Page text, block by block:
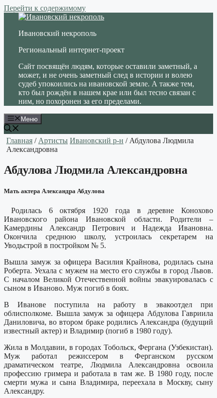
Перейти к содержимому
Ивановский некрополь
Региональный интернет-проект
Сайт посвящён людям, которые оставили заметный, а
может, и не очень заметный след в истории и волею
судеб упокоились на ивановской земле. А также тем,
кто был рождён в нашем крае или был тесно связан с
ним, но похоронен за его пределами.
Меню
Главная / Артисты Ивановский р-н / Абдулова Людмила
Александровна
Абдулова Людмила Александровна
Мать актера Александра Абдулова
Родилась 6 октября 1920 года в деревне Конохово
Ивановского района Ивановской области. Родители –
Камердины Александр Петрович и Надежда Ивановна.
Окончила среднюю школу, устроилась секретарем на
Уводьстрой в постройком № 5.
Вышла замуж за офицера Василия Крайнова, родилась сына
Роберта. Уехала с мужем на место его службы в город Львов.
С началом Великой Отечественной войны эвакуировалась с
сыном в Иваново. Муж погиб в боях.
В Иванове поступила на работу в эвакоотдел при
облисполкоме. Вышла замуж за офицера Абдулова Гавриила
Даниловича, во втором браке родились Александра (будущий
известный актер) и Владимир (погиб в 1980 году).
Жила в Молдавии, в городах Тобольск, Фергана (Узбекистан).
Муж работал режиссером в Ферганском русском
драматическом театре, Людмила Александровна освоила
профессию гримера и работала в там же. В 1980 году, после
смерти мужа и сына Владимира, переехала в Москву, сыну
Александру.